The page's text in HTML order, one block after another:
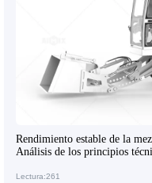
Rendimiento estable de la
Análisis de los principios
Lectura:261